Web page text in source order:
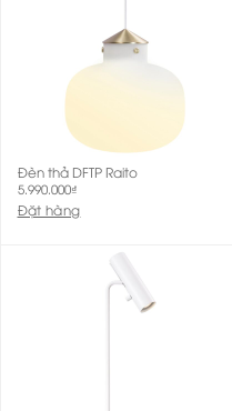
Đèn thả DFTP Raito
5.990.000₫
Đặt hàng